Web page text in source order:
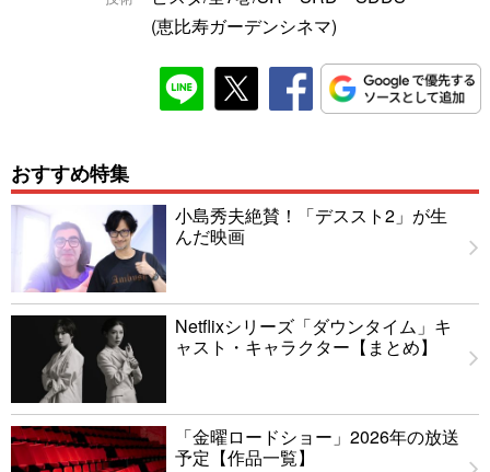
(恵比寿ガーデンシネマ)
おすすめ特集
小島秀夫絶賛！「デススト2」が生
んだ映画
Netflixシリーズ「ダウンタイム」キ
ャスト・キャラクター【まとめ】
「金曜ロードショー」2026年の放送
予定【作品一覧】